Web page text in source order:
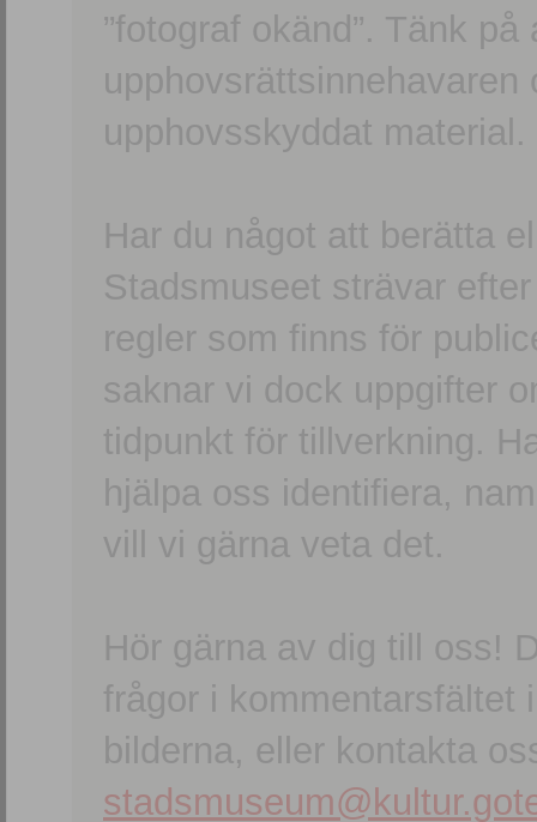
”fotograf okänd”. Tänk
upphovsskyddat material.
Har du något att berätta
Stadsmuseet strävar
regler som finns för
saknar vi dock uppgifter
tidpunkt för tillverkning.
hjälpa oss identifiera,
vill vi gärna veta det.
Hör gärna av dig till oss!
frågor i kommentarsfältet
bilderna, eller kontakta